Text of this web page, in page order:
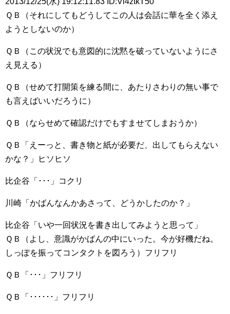
ＱＢ（それにしてもどうしてこの人は会話に華を全く添え
ようとしないのか）
ＱＢ（この状況でも意図的に沈黙を破っていないようにさ
え見える）
ＱＢ（せめて打開策を練る間に、あたりさわりの無い事で
も言えばいいだろうに）
ＱＢ（ならせめて確認だけでもすませてしまおうか）
ＱＢ「えーっと、書き物と紙が必要だ、出してもらえない
かな？」ヒソヒソ
比企谷「･･･」コクリ
川崎「かばんなんかあさって、どうかしたのか？」
比企谷「いや一回状況を書き出してみようと思って」
ＱＢ（よし、意識がかばんの中にいった。今が好機だね。
しっぽを振ってコンタクトを図ろう）フリフリ
ＱＢ「･･･」フリフリ
ＱＢ「･･････」フリフリ